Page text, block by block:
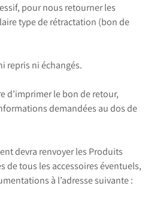
pour nous retourner les
type de rétractation (bon de
repris ni échangés.
d’imprimer le bon de retour,
demandées au dos de
devra renvoyer les Produits
de tous les accessoires éventuels,
à l’adresse suivante :